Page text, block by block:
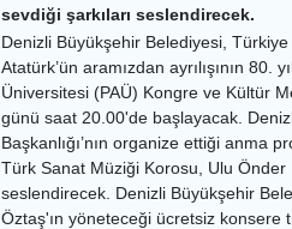
sevdiği şarkıları seslendirecek.
Denizli Büyükşehir Belediyesi,
Atatürk’ün aramızdan ayrılışının 80.
Üniversitesi (PAÜ) Kongre ve Kültür
günü saat 20.00'de başlayacak.
Başkanlığı’nın organize ettiği anma
Türk Sanat Müziği Korosu, Ulu Önder
seslendirecek. Denizli Büyükşehir
Öztaş'ın yöneteceği ücretsiz konsere